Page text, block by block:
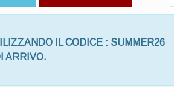
IL CODICE : SUMMER26
ARRIVO.